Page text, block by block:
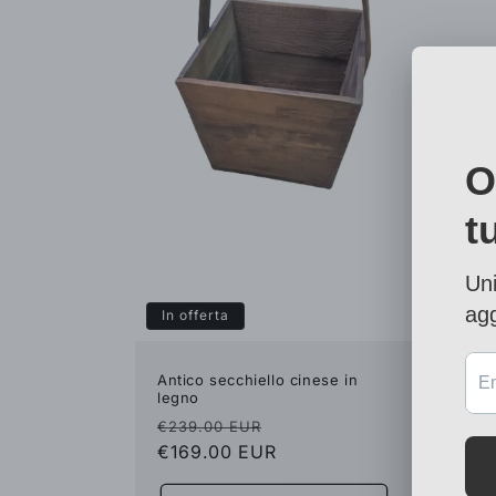
In offerta
Antico secchiello cinese in
legno
Prezzo
di
listino
€239.00 EUR
scontato
€169.00 EUR
In